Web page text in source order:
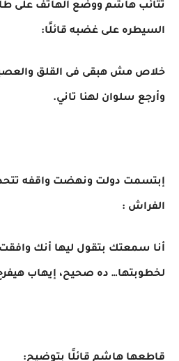
تثائب هاشم ووضع الهاتف على
السيطره على غضبه قائلًا:
خلاص مش هبقى فى القلق
وأرجع سلوان لهنا تاني.
إبتسمت دولت ونهضت واقفه
الفراش :
أنا سمعتك بتقول ليها أنك
لخطوبتها… ده صحيح، إيهاب
قاطعها هاشم قائلًا بتوضيح: